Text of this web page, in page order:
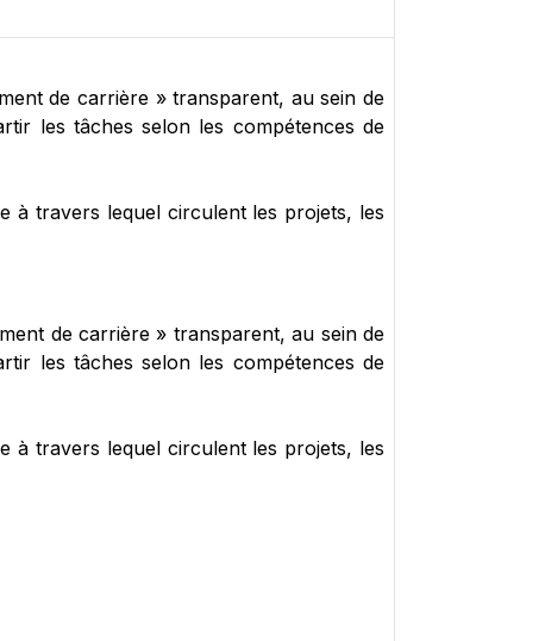
de carrière » transparent, au sein de
les tâches selon les compétences de
à travers lequel circulent les projets, les
de carrière » transparent, au sein de
les tâches selon les compétences de
à travers lequel circulent les projets, les